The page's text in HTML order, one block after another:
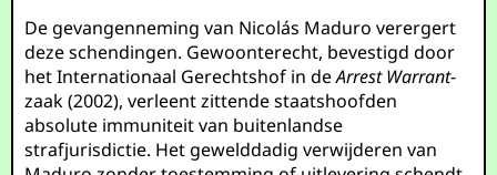
De gevangenneming van Nicolás Maduro verergert
deze schendingen. Gewoonterecht, bevestigd door
het Internationaal Gerechtshof in deArrest Warrant-
zaak (2002), verleent zittende staatshoofden
absolute immuniteit van buitenlandse
strafjurisdictie. Het gewelddadig verwijderen van